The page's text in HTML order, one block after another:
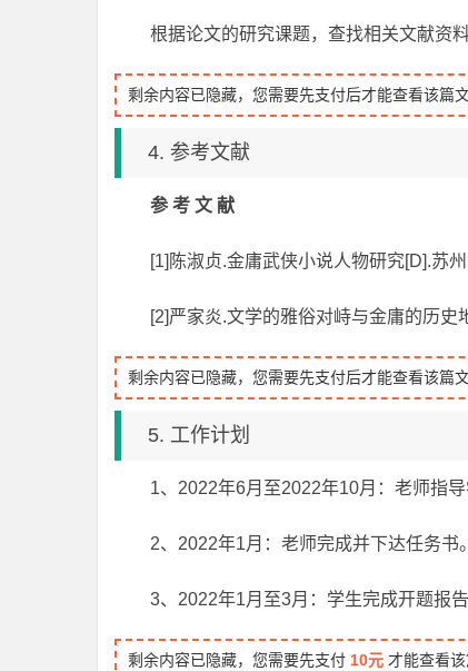
根据论文的研究课题，查找相关文献资
剩余内容已隐藏，您需要先支付后才能查看该篇文
4. 参考文献
参 考 文 献
[1]陈淑贞.金庸武侠小说人物研究[D].苏
[2]严家炎.文学的雅俗对峙与金庸的历
剩余内容已隐藏，您需要先支付后才能查看该篇文
5. 工作计划
1、2022年6月至2022年10月：老师指
2、2022年1月：老师完成并下达任务书。
3、2022年1月至3月：学生完成开题报
剩余内容已隐藏，您需要先支付 10元 才能查看该